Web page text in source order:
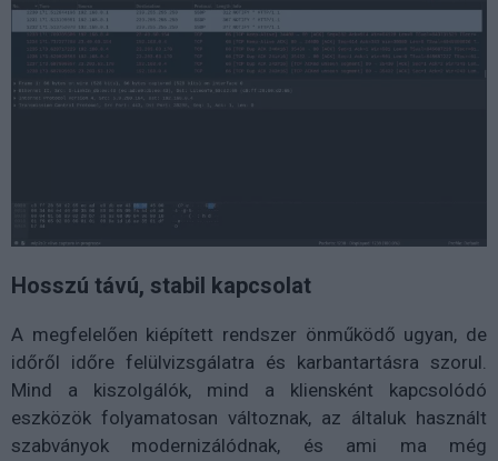
Hosszú távú, stabil kapcsolat
A megfelelően kiépített rendszer önműködő ugyan, de
időről időre felülvizsgálatra és karbantartásra szorul.
Mind a kiszolgálók, mind a kliensként kapcsolódó
eszközök folyamatosan változnak, az általuk használt
szabványok modernizálódnak, és ami ma még